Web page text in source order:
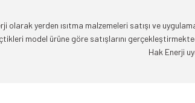
olarak yerden ısıtma malzemeleri satışı ve
model ürüne göre satışlarını
Hak Enerji